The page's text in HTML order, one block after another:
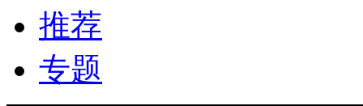
推荐
专题